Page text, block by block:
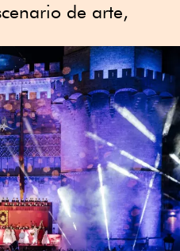
de arte,